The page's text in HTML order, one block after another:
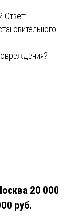
…
20 000
руб.